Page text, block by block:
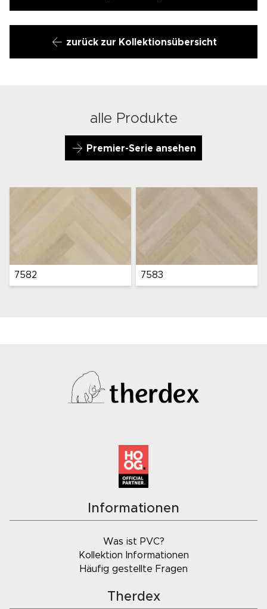
zurück zur Kollektionsübersicht
alle Produkte
Premier-Serie ansehen
7582 7583
Informationen
Was ist PVC?
Kollektion Informationen
Häufig gestellte Fragen
Therdex